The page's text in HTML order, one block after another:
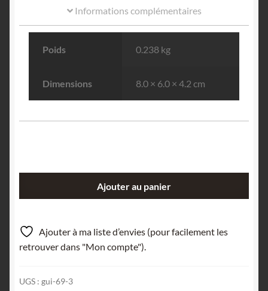
Informations complémentaires
Poids 0.238 kg
Dimensions 8.0 × 6.0 × 4.2 cm
carrière
de
Bellignies,
sur-
Ajouter au panier
Ajouter à ma liste d’envies (pour facilement les
retrouver dans "Mon compte").
UGS : gui-69-3